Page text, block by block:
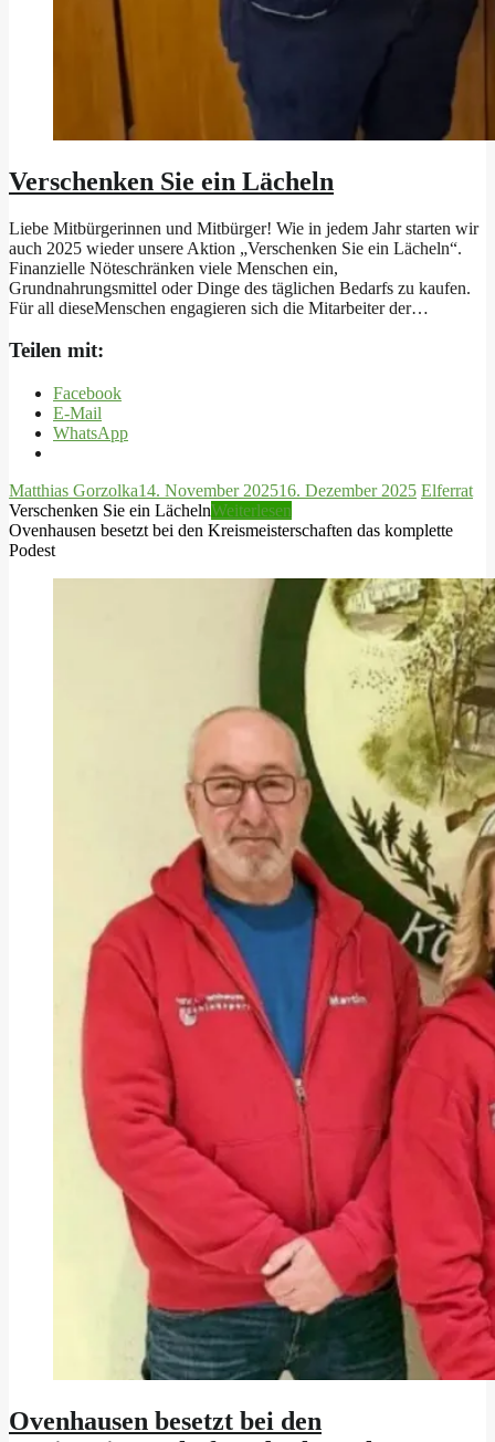
Verschenken Sie ein Lächeln
Liebe Mitbürgerinnen und Mitbürger! Wie in jedem Jahr starten wir
auch 2025 wieder unsere Aktion „Verschenken Sie ein Lächeln“.
Finanzielle Nöteschränken viele Menschen ein,
Grundnahrungsmittel oder Dinge des täglichen Bedarfs zu kaufen.
Für all dieseMenschen engagieren sich die Mitarbeiter der…
Teilen mit:
Facebook
E-Mail
WhatsApp
Matthias Gorzolka14. November 202516. Dezember 2025 Elferrat
Verschenken Sie ein LächelnWeiterlesen
Ovenhausen besetzt bei den Kreismeisterschaften das komplette
Podest
Ovenhausen besetzt bei den